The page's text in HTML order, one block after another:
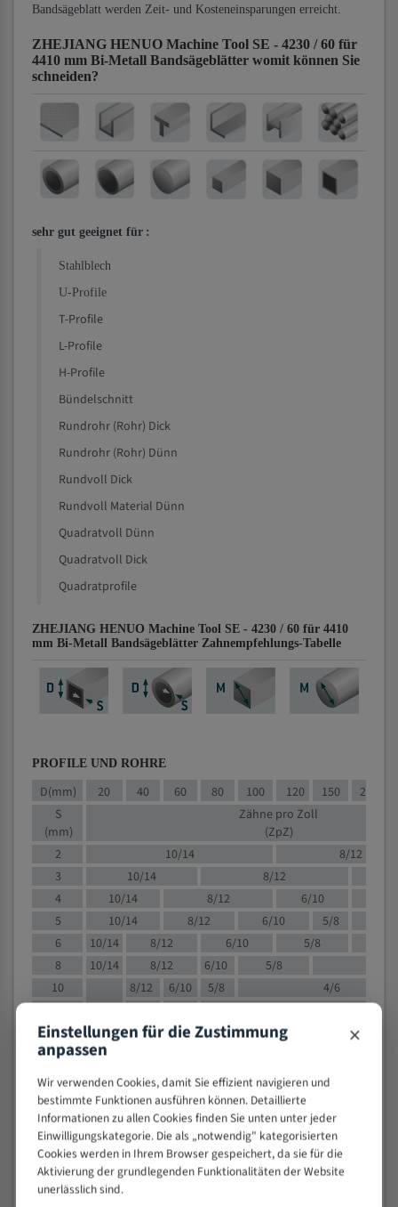
Bandsägeblatt werden Zeit- und Kosteneinsparungen erreicht.
ZHEJIANG HENUO Machine Tool SE - 4230 / 60 für
4410 mm Bi-Metall Bandsägeblätter womit können Sie
schneiden?
sehr gut geeignet für :
Stahlblech
U-Profile
T-Profile
L-Profile
H-Profile
Bündelschnitt
Rundrohr (Rohr) Dick
Rundrohr (Rohr) Dünn
Rundvoll Dick
Rundvoll Material Dünn
Quadratvoll Dünn
Quadratvoll Dick
Quadratprofile
ZHEJIANG HENUO Machine Tool SE - 4230 / 60 für 4410
mm Bi-Metall Bandsägeblätter Zahnempfehlungs-Tabelle
PROFILE UND ROHRE
D(mm) 20 40 60 80 100 120 150 200
S
(mm)
Zähne pro Zoll
(ZpZ)
2
10/14
8/12
3
10/14 8/12
4
10/14 8/12 6/10
5
10/14 8/12 6/10
5/8
6
10/14 8/12 6/10
5/8
8
10/14 8/12 6/10 5/8
10
8/12 6/10 5/8
4/6
15
8/12 6/10
4/5
20
30
4/5
50
80
> 100
VOLLMATERIAL
Einstellungen für die Zustimmung
anpassen ×
Wir verwenden Cookies, damit Sie effizient navigieren und
bestimmte Funktionen ausführen können. Detaillierte
Informationen zu allen Cookies finden Sie unten unter jeder
Einwilligungskategorie. Die als „notwendig" kategorisierten
Cookies werden in Ihrem Browser gespeichert, da sie für die
Aktivierung der grundlegenden Funktionalitäten der Website
unerlässlich sind.